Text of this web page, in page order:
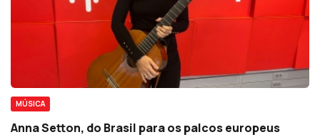
MÚSICA
Anna Setton, do Brasil para os palcos europeus